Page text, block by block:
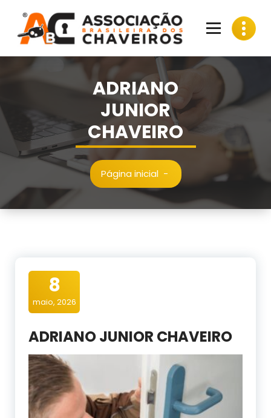
conteúdo
ADRIANO
JUNIOR
CHAVEIRO
Página inicial-
8
maio, 2026
ADRIANO JUNIOR CHAVEIRO